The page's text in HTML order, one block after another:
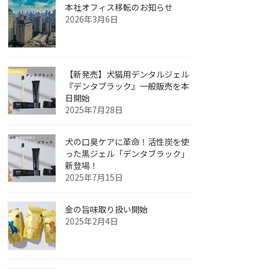
本社オフィス移転のお知らせ
2026年3月6日
【新発売】犬猫用デンタルジェル
『デンタブラック』一般販売を本
日開始
2025年7月28日
犬の口臭ケアに革命！活性炭を使
った黒ジェル「デンタブラック」
新登場！
2025年7月15日
金の旨味取り扱い開始
2025年2月4日